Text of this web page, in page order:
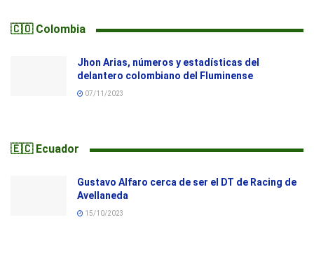
🇨🇴 Colombia
Jhon Arias, números y estadísticas del
delantero colombiano del Fluminense
07/11/2023
🇪🇨 Ecuador
Gustavo Alfaro cerca de ser el DT de Racing de
Avellaneda
15/10/2023